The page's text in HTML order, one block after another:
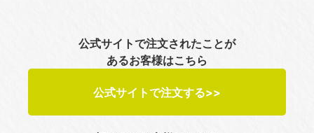
公式サイトで注文されたことが
あるお客様はこちら
公式サイトで注文する>>